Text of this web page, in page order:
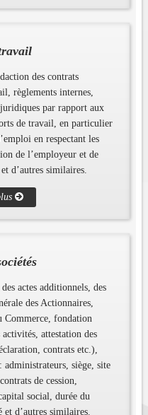
des contrats
règlements internes,
par rapport aux
de travail, en particulier
en respectant les
de l’employeur et de
d’autres similaires.
actes additionnels, des
des Actionnaires,
Commerce, fondation
attestation des
contrats etc.),
administrateurs, siège, site
de cession,
social, durée du
et d’autres similaires.